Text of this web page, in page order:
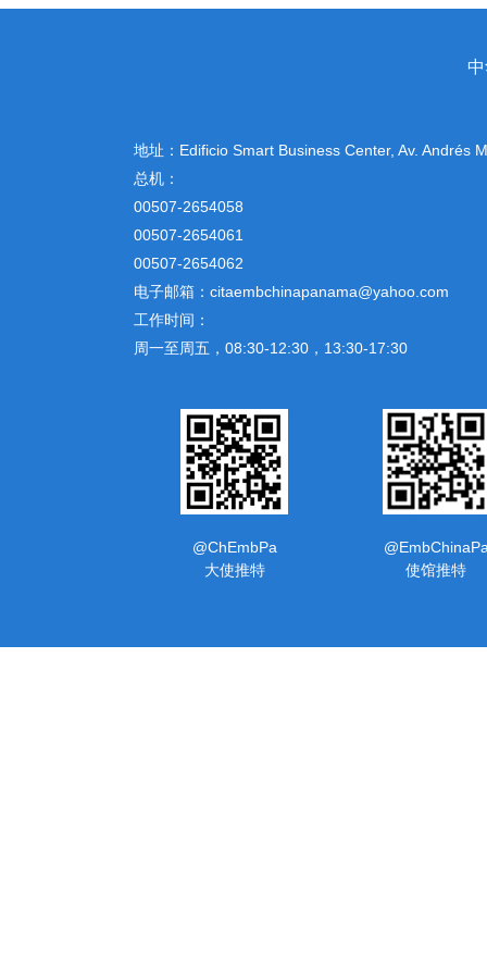
地址： Edificio Smart Business Center, Av. Andrés
总机：
00507-2654058
00507-2654061
00507-2654062
电子邮箱：citaembchinapanama@yahoo.com
工作时间：
周一至周五，08:30-12:30，13:30-17:30
@ChEmbPa
大使推特
使馆推特